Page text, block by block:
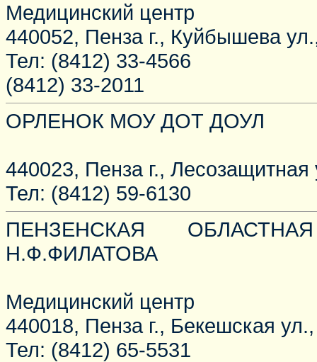
Медицинский центр
440052, Пенза г., Куйбышева
Тел: (8412) 33-4566
(8412) 33-2011
ОРЛЕНОК МОУ ДОТ ДОУЛ
440023, Пенза г., Лесозащитная
Тел: (8412) 59-6130
ПЕНЗЕНСКАЯ
Н.Ф.ФИЛАТОВА
Медицинский центр
440018, Пенза г., Бекешская
Тел: (8412) 65-5531